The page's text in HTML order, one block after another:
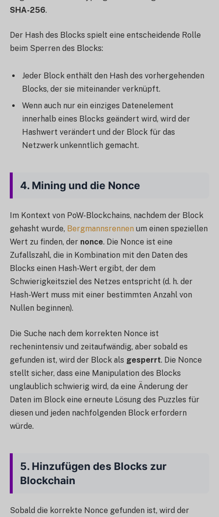
SHA-256.
Der Hash des Blocks spielt eine entscheidende Rolle
beim Sperren des Blocks:
Jeder Block enthält den Hash des vorhergehenden
Blocks, der sie miteinander verknüpft.
Wenn auch nur ein einziges Datenelement
innerhalb eines Blocks geändert wird, wird der
Hashwert verändert und der Block für das
Netzwerk unkenntlich gemacht.
4. Mining und die Nonce
Im Kontext von PoW-Blockchains, nachdem der Block
gehasht wurde, Bergmannsrennen um einen speziellen
Wert zu finden, der nonce. Die Nonce ist eine
Zufallszahl, die in Kombination mit den Daten des
Blocks einen Hash-Wert ergibt, der dem
Schwierigkeitsziel des Netzes entspricht (d. h. der
Hash-Wert muss mit einer bestimmten Anzahl von
Nullen beginnen).
Die Suche nach dem korrekten Nonce ist
rechenintensiv und zeitaufwändig, aber sobald es
gefunden ist, wird der Block als gesperrt. Die Nonce
stellt sicher, dass eine Manipulation des Blocks
unglaublich schwierig wird, da eine Änderung der
Daten im Block eine erneute Lösung des Puzzles für
diesen und jeden nachfolgenden Block erfordern
würde.
5. Hinzufügen des Blocks zur
Blockchain
Sobald die korrekte Nonce gefunden ist, wird der